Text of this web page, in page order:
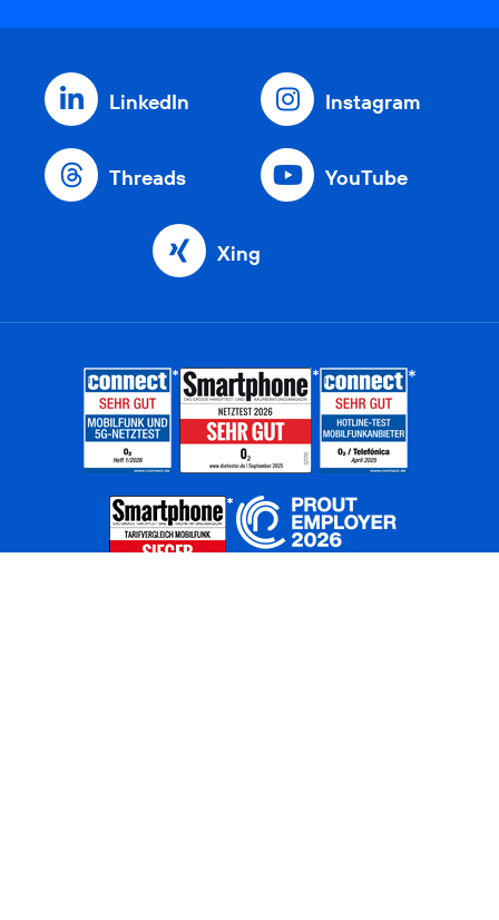
LinkedIn Instagram
Threads YouTube
Xing